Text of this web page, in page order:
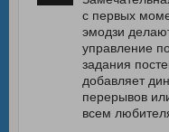
с первых
эмодзи
управление
задания
добавляет
перерывов
всем